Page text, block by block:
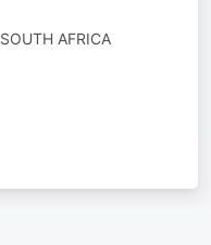
SOUTH AFRICA